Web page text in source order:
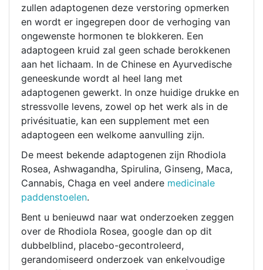
zullen adaptogenen deze verstoring opmerken
en wordt er ingegrepen door de verhoging van
ongewenste hormonen te blokkeren. Een
adaptogeen kruid zal geen schade berokkenen
aan het lichaam. In de Chinese en Ayurvedische
geneeskunde wordt al heel lang met
adaptogenen gewerkt. In onze huidige drukke en
stressvolle levens, zowel op het werk als in de
privésituatie, kan een supplement met een
adaptogeen een welkome aanvulling zijn.
De meest bekende adaptogenen zijn Rhodiola
Rosea, Ashwagandha, Spirulina, Ginseng, Maca,
Cannabis, Chaga en veel andere medicinale
paddenstoelen.
Bent u benieuwd naar wat onderzoeken zeggen
over de Rhodiola Rosea, google dan op dit
dubbelblind, placebo-gecontroleerd,
gerandomiseerd onderzoek van enkelvoudige